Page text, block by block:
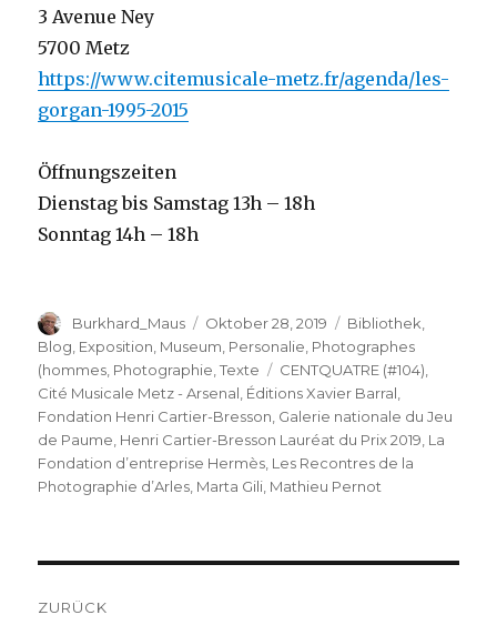
3 Avenue Ney
5700 Metz
https://www.citemusicale-metz.fr/agenda/les-
gorgan-1995-2015
Öffnungszeiten
Dienstag bis Samstag 13h – 18h
Sonntag 14h – 18h
Autor
Burkhard_Maus
Veröffentlicht
am
Oktober 28, 2019 Kategorien
Bibliothek,
Blog, Exposition, Museum, Personalie, Photographes
(hommes, Photographie,Texte Schlagwörter
CENTQUATRE (#104),
Cité Musicale Metz - Arsenal, Éditions Xavier Barral,
Fondation Henri Cartier-Bresson, Galerie nationale du Jeu
de Paume, Henri Cartier-Bresson Lauréat du Prix 2019, La
Fondation d’entreprise Hermès, Les Recontres de la
Photographie d’Arles, Marta Gili, Mathieu Pernot
ZURÜCK